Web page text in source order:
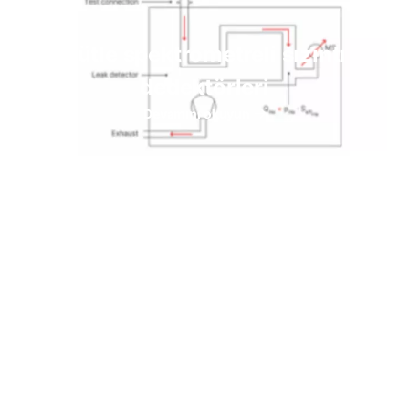
Kütle spektrometreli sızıntı
dedektörleri
Devamını okuyun